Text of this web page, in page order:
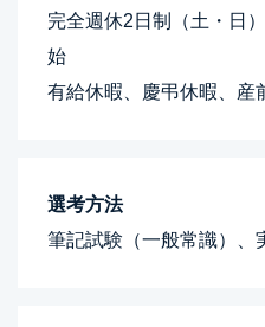
完全週休2日制（土・日
始
有給休暇、慶弔休暇、産
選考方法
筆記試験（一般常識）、